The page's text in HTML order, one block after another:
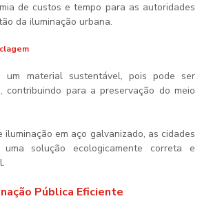
de custos e tempo para as autoridades
da iluminação urbana.
um material sustentável, pois pode ser
contribuindo para a preservação do meio
em aço galvanizado, as cidades
solução ecologicamente correta e
Pública Eficiente